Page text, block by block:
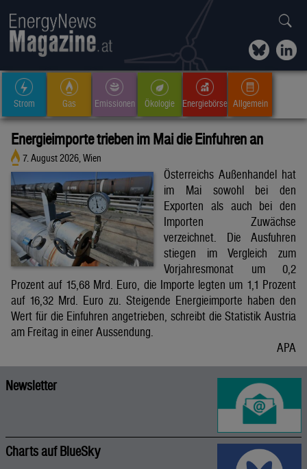
Strom Gas Emissionen Ökologie Energiebörse Allgemein
Energieimporte trieben im Mai die Einfuhren an
7. August 2026, Wien
Österreichs Außenhandel hat
im Mai sowohl bei den
Exporten als auch bei den
Importen Zuwächse
verzeichnet. Die Ausfuhren
stiegen im Vergleich zum
Vorjahresmonat um 0,2
Prozent auf 15,68 Mrd. Euro, die Importe legten um 1,1 Prozent
auf 16,32 Mrd. Euro zu. Steigende Energieimporte haben den
Wert für die Einfuhren angetrieben, schreibt die Statistik Austria
am Freitag in einer Aussendung.
APA
Newsletter
Charts auf BlueSky